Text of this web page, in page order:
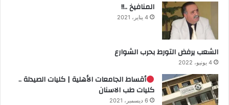
المنافيخ ..!!
4 يناير، 2021
الشعب يرفض التورط بحرب الشوارع
4 يونيو، 2022
أقساط الجامعات الأهلية | كليات الصيدلة ..
كليات طب الاسنان
6 ديسمبر، 2021